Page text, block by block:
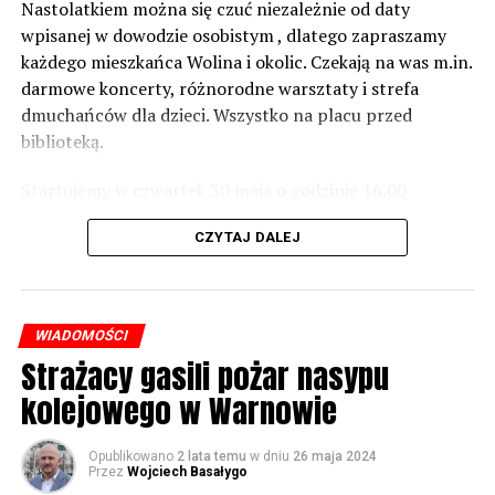
zabezpieczeń. Dopóki nie będzie tych przekroczonych
norm dopuszczalnego hałasu, no to nie możemy nic
zrobić. Tam są odpowiednie normy – 61 i 56 decybeli –
zaznacza.
Foto: Wojciech Basałygo
Nastolatkiem można się czuć niezależnie od daty
wpisanej w dowodzie osobistym , dlatego zapraszamy
każdego mieszkańca Wolina i okolic. Czekają na was m.in.
darmowe koncerty, różnorodne warsztaty i strefa
dmuchańców dla dzieci. Wszystko na placu przed
biblioteką.
występami zespołów „Yellow” i „Specyficzni”.
CZYTAJ DALEJ
WIADOMOŚCI
Strażacy gasili pożar nasypu
kolejowego w Warnowie
Opublikowano 2 lata temu w dniu 26 maja 2024
Przez Wojciech Basałygo